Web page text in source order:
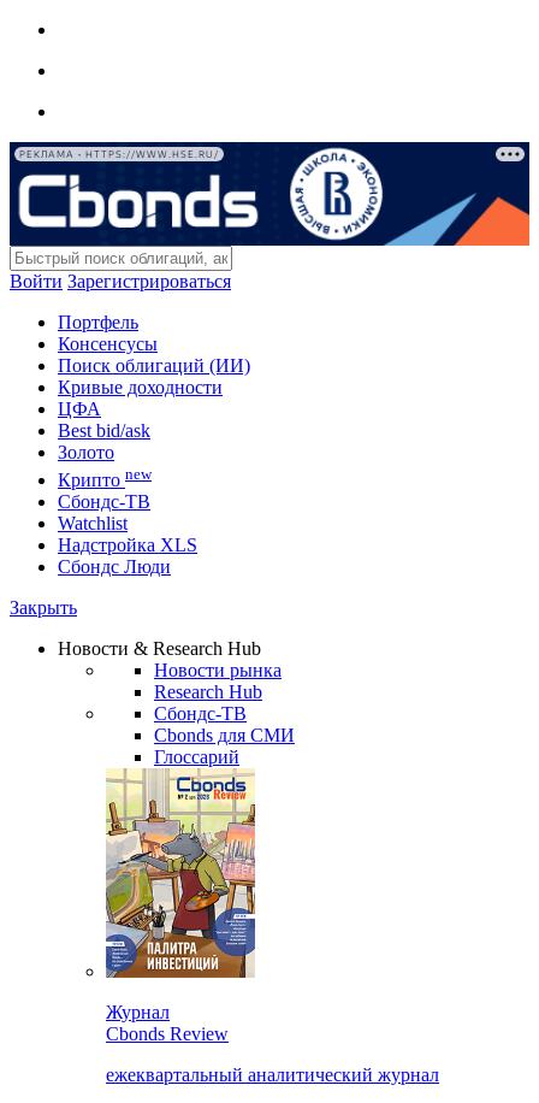
РЕКЛАМА • HTTPS://WWW.HSE.RU/
Войти Зарегистрироваться
Портфель
Консенсусы
Поиск облигаций (ИИ)
Кривые доходности
ЦФА
Best bid/ask
Золото
Крипто new
Сбондс-ТВ
Watchlist
Надстройка XLS
Сбондс Люди
Закрыть
Новости & Research Hub
Новости рынка
Research Hub
Сбондс-ТВ
Cbonds для СМИ
Глоссарий
Журнал
Cbonds Review
ежеквартальный аналитический журнал